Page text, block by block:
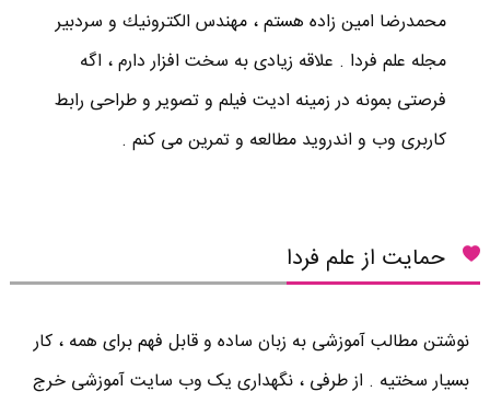
محمدرضا امين زاده هستم ، مهندس الكترونيك و سردبير
مجله علم فردا . علاقه زیادی به سخت افزار دارم ، اگه
فرصتی بمونه در زمینه ادیت فیلم و تصویر و طراحی رابط
کاربری وب و اندروید مطالعه و تمرین می کنم .
حمایت از علم فردا
نوشتن مطالب آموزشی به زبان ساده و قابل فهم برای همه ، کار
بسیار سختیه . از طرفی ، نگهداری یک وب سایت آموزشی خرج